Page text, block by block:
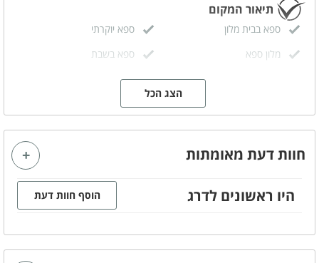
תיאור המקום
ספא בבית מלון
ספא יוקרתי
מלון ספא
ספא בשבת
כמה תגיעו
ספא ליחיד
ספא לקבוצות
הצג הכל
חוות דעת מאומתות
היו ראשונים לדרג הוסף חוות דעת